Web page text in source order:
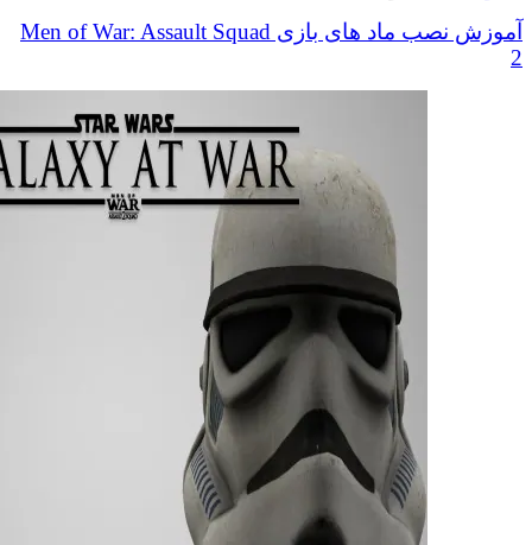
War
(Official
Missions)
آموزش نصب ماد های بازی Men of War: Assault Squad
2